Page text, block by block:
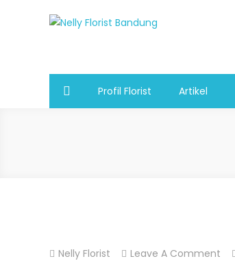
Profil Florist Artikel
Nelly Florist Leave A Comment On